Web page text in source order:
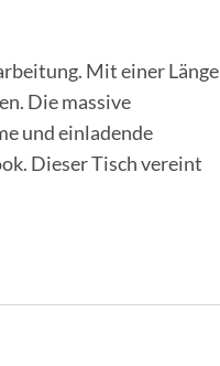
Mit einer Länge
Die massive
und einladende
Dieser Tisch vereint